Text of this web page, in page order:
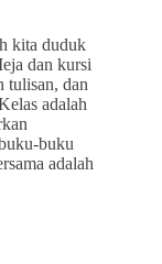
kita duduk
dan kursi
tulisan, dan
adalah
buku
adalah